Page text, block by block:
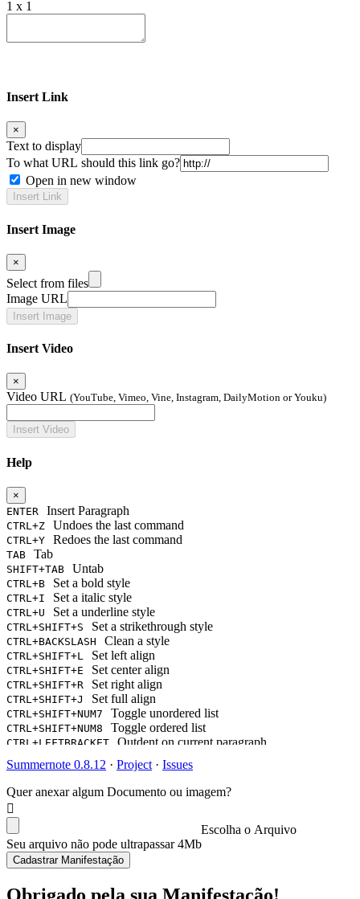
1 x 1
Insert Link
×
Text to display
To what URL should this link go?
Open in new window
Insert Image
×
Select from files
Image URL
Insert Video
×
Video URL (YouTube, Vimeo, Vine, Instagram, DailyMotion or Youku)
Help
×
ENTER
Insert Paragraph
CTRL+Z Undoes the last command
CTRL+Y Redoes the last command
TAB Tab
SHIFT+TAB Untab
CTRL+B Set a bold style
CTRL+I Set a italic style
CTRL+U Set a underline style
CTRL+SHIFT+S Set a strikethrough style
CTRL+BACKSLASH Clean a style
CTRL+SHIFT+L Set left align
CTRL+SHIFT+E Set center align
CTRL+SHIFT+R Set right align
CTRL+SHIFT+J Set full align
CTRL+SHIFT+NUM7 Toggle unordered list
CTRL+SHIFT+NUM8 Toggle ordered list
CTRL+LEFTBRACKET Outdent on current paragraph
CTRL+RIGHTBRACKET
CTRL+NUM0 Change current block's format as a paragraph(P tag)
CTRL+NUM1 Change current block's format as H1
CTRL+NUM2 Change current block's format as H2
CTRL+NUM3
CTRL+NUM4 Change current block's format as H4
CTRL+NUM5 Change current block's format as H5
CTRL+NUM6 Change current block's format as H6
Insert horizontal rule
CTRL+K Show Link Dialog
Summernote 0.8.12 · Project · Issues
Quer anexar algum Documento ou imagem?
Escolha o Arquivo
Seu arquivo não pode ultrapassar 4Mb
Cadastrar Manifestação